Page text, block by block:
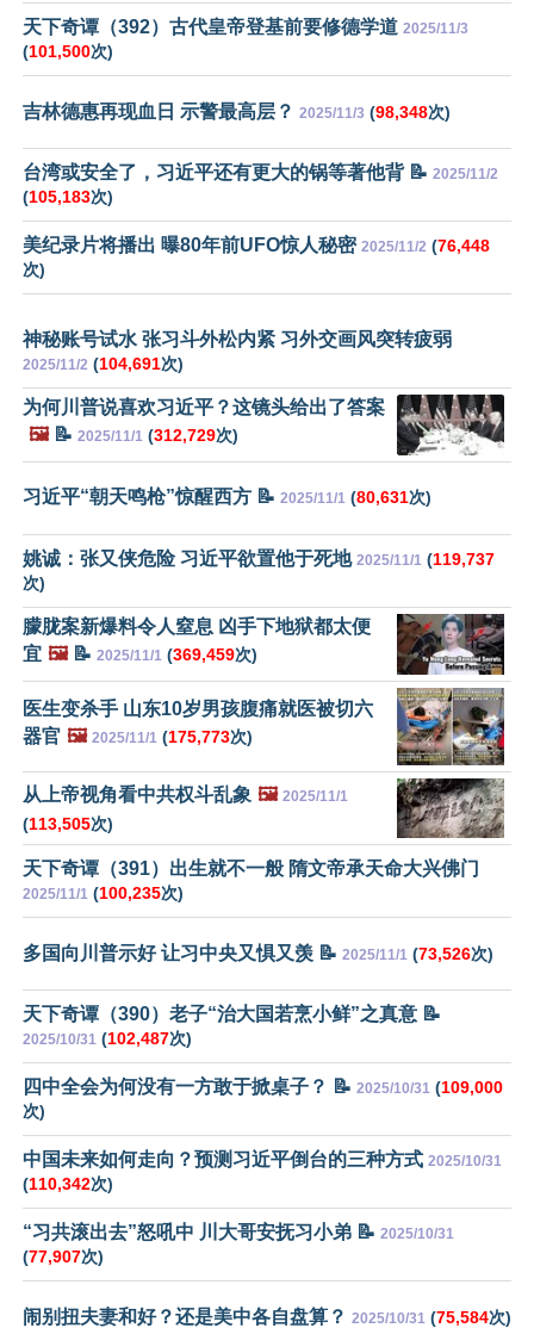
天下奇谭（392）古代皇帝登基前要修德学道 2025/11/3
(101,500次)
吉林德惠再现血日 示警最高层？ 2025/11/3 (98,348次)
台湾或安全了，习近平还有更大的锅等著他背 📝 2025/11/2
(105,183次)
美纪录片将播出 曝80年前UFO惊人秘密 2025/11/2 (76,448
次)
神秘账号试水 张习斗外松内紧 习外交画风突转疲弱
2025/11/2 (104,691次)
为何川普说喜欢习近平？这镜头给出了答案
🖼️📝 2025/11/1 (312,729次)
习近平“朝天鸣枪”惊醒西方 📝 2025/11/1 (80,631次)
姚诚：张又侠危险 习近平欲置他于死地 2025/11/1 (119,737
次)
朦胧案新爆料令人窒息 凶手下地狱都太便
宜 🖼️📝 2025/11/1 (369,459次)
医生变杀手 山东10岁男孩腹痛就医被切六
器官 🖼️ 2025/11/1 (175,773次)
从上帝视角看中共权斗乱象 🖼️ 2025/11/1
(113,505次)
天下奇谭（391）出生就不一般 隋文帝承天命大兴佛门
2025/11/1 (100,235次)
多国向川普示好 让习中央又惧又羡 📝 2025/11/1 (73,526次)
天下奇谭（390）老子“治大国若烹小鲜”之真意 📝
2025/10/31 (102,487次)
四中全会为何没有一方敢于掀桌子？ 📝 2025/10/31 (109,000
次)
中国未来如何走向？预测习近平倒台的三种方式 2025/10/31
(110,342次)
“习共滚出去”怒吼中 川大哥安抚习小弟 📝 2025/10/31
(77,907次)
闹别扭夫妻和好？还是美中各自盘算？ 2025/10/31 (75,584次)